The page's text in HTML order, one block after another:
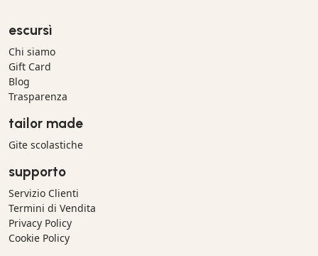
escursì
Chi siamo
Gift Card
Blog
Trasparenza
tailor made
Gite scolastiche
supporto
Servizio Clienti
Termini di Vendita
Privacy Policy
Cookie Policy